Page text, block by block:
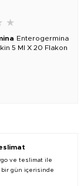
★
Enterogermina
5 Ml X 20 Flakon
ve teslimat ile
gün içerisinde